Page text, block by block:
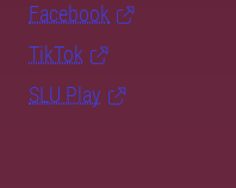
Facebook
TikTok
SLU Play